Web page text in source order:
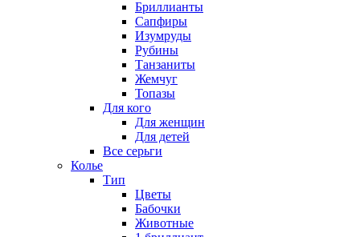
Бриллианты
Сапфиры
Изумруды
Рубины
Танзаниты
Жемчуг
Топазы
Для кого
Для женщин
Для детей
Все серьги
Колье
Тип
Цветы
Бабочки
Животные